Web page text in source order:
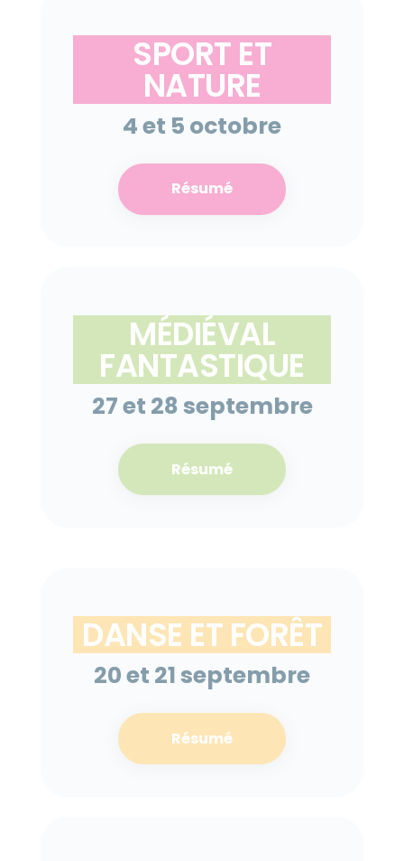
SPORT ET
NATURE
4 et 5 octobre
Résumé
MÉDIÉVAL
FANTASTIQUE
27 et 28 septembre
Résumé
DANSE ET FORÊT
20 et 21 septembre
Résumé